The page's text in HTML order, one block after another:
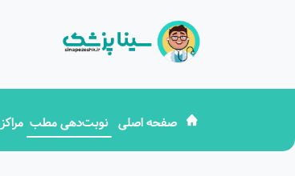
صفحه اصلی نوبت‌دهی مطب